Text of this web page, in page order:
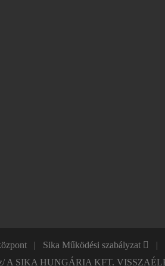
Sika Működési szabályzat
A SIKA HUNGÁRIA KFT.